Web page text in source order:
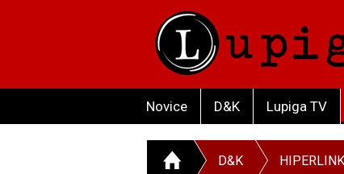
Novice D&K Lupiga TV
D&K HIPERLINK